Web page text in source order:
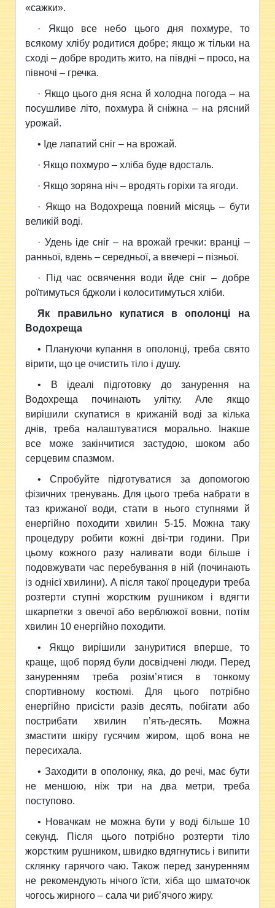
«сажки».
· Якщо все небо цього дня похмуре, то
всякому хлібу родитися добре; якщо ж тільки на
сході – добре вродить жито, на півдні – просо, на
півночі – гречка.
· Якщо цього дня ясна й холодна погода – на
посушливе літо, похмура й сніжна – на рясний
урожай.
• Іде лапатий сніг – на врожай.
· Якщо похмуро – хліба буде вдосталь.
· Якщо зоряна ніч – вродять горіхи та ягоди.
· Якщо на Водохреща повний місяць – бути
великій воді.
· Удень іде сніг – на врожай гречки: вранці –
ранньої, вдень – середньої, а ввечері – пізньої.
· Під час освячення води йде сніг – добре
роїтимуться бджоли і колоситимуться хліби.
Як правильно купатися в ополонці на
Водохреща
• Плануючи купання в ополонці, треба свято
вірити, що це очистить тіло і душу.
• В ідеалі підготовку до занурення на
Водохреща починають улітку. Але якщо
вирішили скупатися в крижаній воді за кілька
днів, треба налаштуватися морально. Інакше
все може закінчитися застудою, шоком або
серцевим спазмом.
• Спробуйте підготуватися за допомогою
фізичних тренувань. Для цього треба набрати в
таз крижаної води, стати в нього ступнями й
енергійно походити хвилин 5-15. Можна таку
процедуру робити кожні дві-три години. При
цьому кожного разу наливати води більше і
подовжувати час перебування в ній (починають
із однієї хвилини). А після такої процедури треба
розтерти ступні жорстким рушником і вдягти
шкарпетки з овечої або верблюжої вовни, потім
хвилин 10 енергійно походити.
• Якщо вирішили зануритися вперше, то
краще, щоб поряд були досвідчені люди. Перед
зануренням треба розім’ятися в тонкому
спортивному костюмі. Для цього потрібно
енергійно присісти разів десять, побігати або
пострибати хвилин п’ять-десять. Можна
змастити шкіру гусячим жиром, щоб вона не
пересихала.
• Заходити в ополонку, яка, до речі, має бути
не меншою, ніж три на два метри, треба
поступово.
• Новачкам не можна бути у воді більше 10
секунд. Після цього потрібно розтерти тіло
жорстким рушником, швидко вдягнутись і випити
склянку гарячого чаю. Також перед зануренням
не рекомендують нічого їсти, хіба що шматочок
чогось жирного – сала чи риб’ячого жиру.